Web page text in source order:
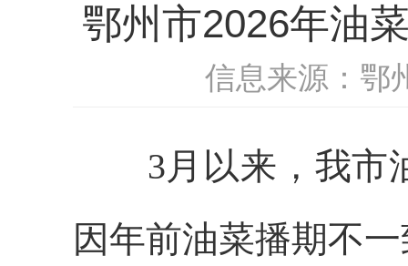
鄂州市2026年油
信息来源：鄂
3月 以来 ， 我市
因年前油菜播期不